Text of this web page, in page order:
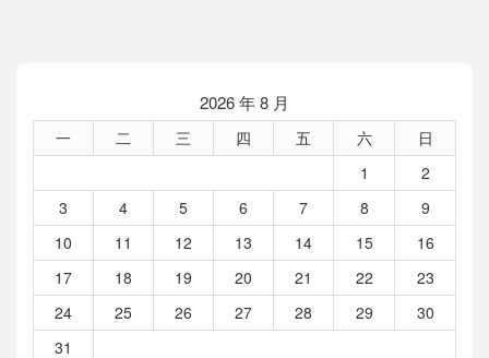
2026 年 8 月
一 二 三 四 五 六
日
1
2
3
4 5 6 7 8
9
10
11 12 13 14 15
16
17
18 19 20 21 22
23
24
25 26 27 28 29
30
31